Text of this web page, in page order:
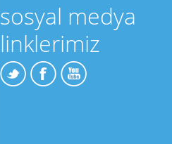
sosyal medya
linklerimiz